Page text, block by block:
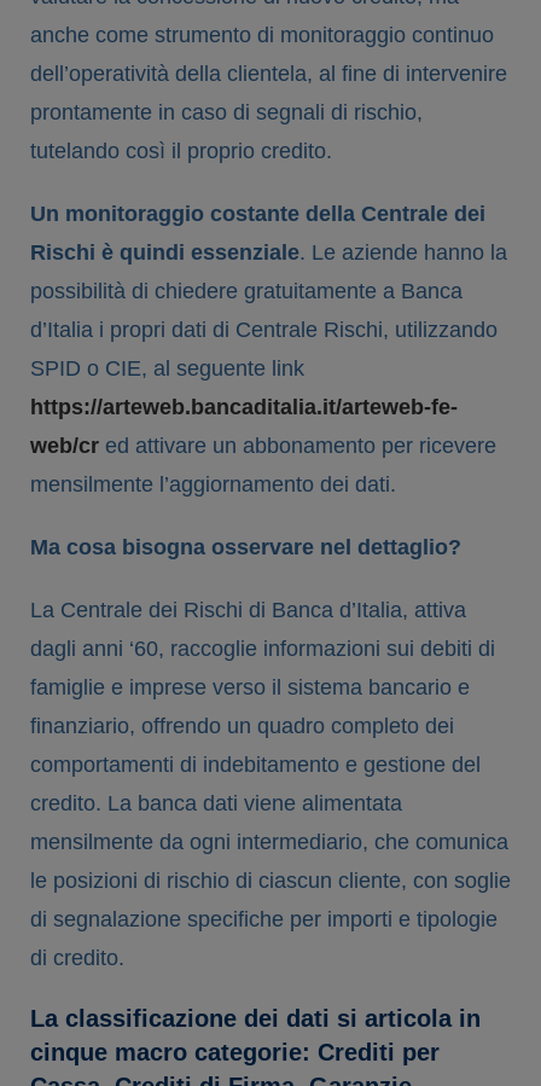
anche come strumento di monitoraggio continuo
dell’operatività della clientela, al fine di intervenire
prontamente in caso di segnali di rischio,
tutelando così il proprio credito.
Un monitoraggio costante della Centrale dei
Rischi è quindi essenziale. Le aziende hanno la
possibilità di chiedere gratuitamente a Banca
d’Italia i propri dati di Centrale Rischi, utilizzando
SPID o CIE, al seguente link
https://arteweb.bancaditalia.it/arteweb-fe-
web/cr ed attivare un abbonamento per ricevere
mensilmente l’aggiornamento dei dati.
Ma cosa bisogna osservare nel dettaglio?
La Centrale dei Rischi di Banca d’Italia, attiva
dagli anni ‘60, raccoglie informazioni sui debiti di
famiglie e imprese verso il sistema bancario e
finanziario, offrendo un quadro completo dei
comportamenti di indebitamento e gestione del
credito. La banca dati viene alimentata
mensilmente da ogni intermediario, che comunica
le posizioni di rischio di ciascun cliente, con soglie
di segnalazione specifiche per importi e tipologie
di credito.
La classificazione dei dati si articola in
cinque macro categorie: Crediti per